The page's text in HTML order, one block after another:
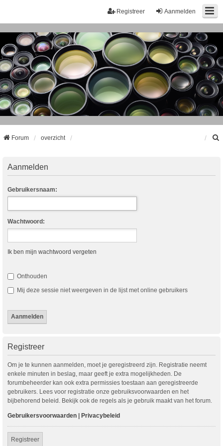
Aanmelden
Registreer
Forum overzicht
Aanmelden
Gebruikersnaam:
Wachtwoord:
Ik ben mijn wachtwoord vergeten
Onthouden
Mij deze sessie niet weergeven in de lijst met online gebruikers
Registreer
Om je te kunnen aanmelden, moet je geregistreerd zijn. Registratie neemt
enkele minuten in beslag, maar geeft je extra mogelijkheden. De
forumbeheerder kan ook extra permissies toestaan aan geregistreerde
gebruikers. Lees voor registratie onze gebruiksvoorwaarden en het
bijbehorend beleid. Bekijk ook de regels als je gebruik maakt van het forum.
Gebruikersvoorwaarden | Privacybeleid
Registreer